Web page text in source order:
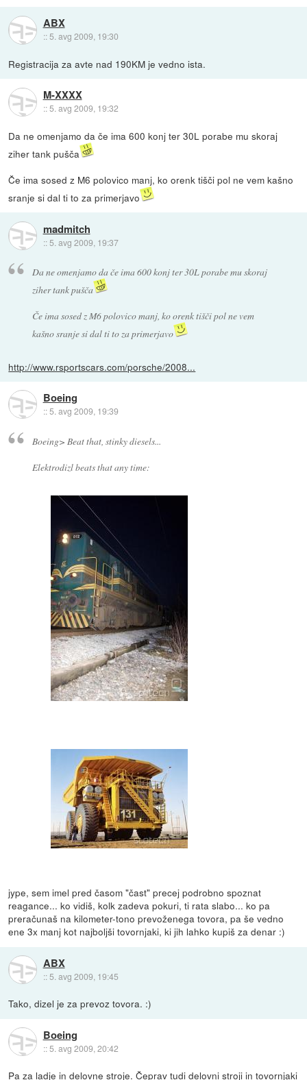
ABX
:: 5. avg 2009, 19:30
Registracija za avte nad 190KM je vedno ista.
M-XXXX
::5. avg 2009, 19:32
Da ne omenjamo da če ima 600 konj ter 30L porabe mu skoraj
ziher tank pušča
Če ima sosed z M6 polovico manj, ko orenk tišči pol ne vem kašno
sranje si dal ti to za primerjavo
madmitch
:: 5. avg 2009, 19:37
Da ne omenjamo da če ima 600 konj ter 30L porabe mu skoraj
ziher tank pušča
Če ima sosed z M6 polovico manj, ko orenk tišči pol ne vem
kašno sranje si dal ti to za primerjavo
http://www.rsportscars.com/porsche/2008...
Boeing
::5. avg 2009, 19:39
Boeing> Beat that, stinky diesels...
Elektrodizl beats that any time:
jype, sem imel pred časom "čast" precej podrobno spoznat
reagance... ko vidiš, kolk zadeva pokuri, ti rata slabo... ko pa
preračunaš na kilometer-tono prevoženega tovora, pa še vedno
ene 3x manj kot najboljši tovornjaki, ki jih lahko kupiš za denar :)
ABX
:: 5. avg 2009, 19:45
Tako, dizel je za prevoz tovora. :)
Boeing
::5. avg 2009, 20:42
Pa za ladje in delovne stroje. Čeprav tudi delovni stroji in tovornjaki